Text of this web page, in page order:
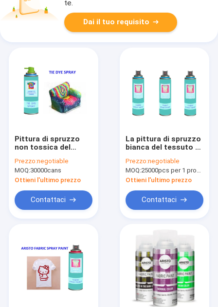
te.
Dai il tuo requisito
Pittura di spruzzo
non tossica del
abbigliamento,
pittura di spruzzo a
base d'acqua della
maglietta
Prezzo:negotiable
MOQ:30000cans
Ottieni l'ultimo prezzo
Contattaci
La pittura di spruzzo
bianca del tessuto di
lavabile nessun
odore 3Oz/può
Prezzo:negotiable
MOQ:25000pcs per 1 progettazione di marca dell'OEM, 1200pcs/color
Ottieni l'ultimo prezzo
Contattaci